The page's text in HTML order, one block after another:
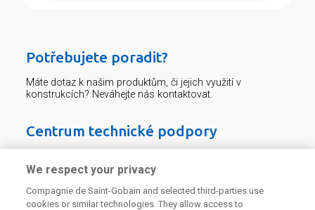
Potřebujete poradit?
Máte dotaz k našim produktům, či jejich využití v
konstrukcích? Neváhejte nás kontaktovat.
Centrum technické podpory
226 292 224 Zaslat dotaz
We respect your privacy
Compagnie de Saint-Gobain and selected third-parties use
cookies or similar technologies. They allow access to